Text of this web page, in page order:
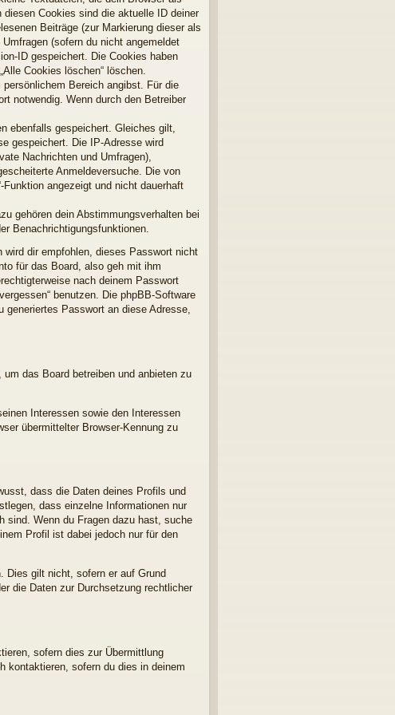
Cookies sind die aktuelle ID deiner
Beiträge (zur Markierung dieser als
(sofern du nicht angemeldet
ID gespeichert. Die Cookies haben
Cookies löschen“ löschen.
Bereich angibst. Für die
notwendig. Wenn durch den Betreiber
ebenfalls gespeichert. Gleiches gilt,
gespeichert. Die IP-Adresse wird
Nachrichten und Umfragen),
Anmeldeversuche. Die von
Funktion angezeigt und nicht dauerhaft
gehören dein Abstimmungsverhalten bei
Benachrichtigungsfunktionen.
dir empfohlen, dieses Passwort nicht
für das Board, also geh mit ihm
nach deinem Passwort
benutzen. Die phpBB-Software
generiertes Passwort an diese Adresse,
das Board betreiben und anbieten zu
Interessen sowie den Interessen
übermittelter Browser-Kennung zu
dass die Daten deines Profils und
dass einzelne Informationen nur
sind. Wenn du Fragen dazu hast, suche
Profil ist dabei jedoch nur für den
Dies gilt nicht, sofern er auf Grund
die Daten zur Durchsetzung rechtlicher
sofern dies zur Übermittlung
kontaktieren, sofern du dies in deinem